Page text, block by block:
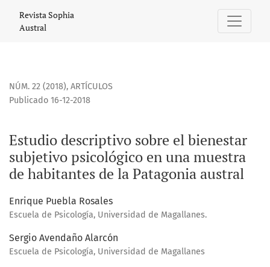
Estudio descriptivo sobre el bienestar subjetivo
Revista Sophia
Austral
NÚM. 22 (2018), ARTÍCULOS
Estudio descriptivo sobre el bienestar
subjetivo psicológico en una muestra
de habitantes de la Patagonia austral
Publicado 16-12-2018
Enrique Puebla Rosales
Escuela de Psicología, Universidad de Magallanes.
Sergio Avendaño Alarcón
Escuela de Psicología, Universidad de Magallanes